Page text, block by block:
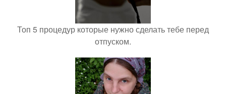
Топ 5 процедур которые нужно сделать тебе перед
отпуском.